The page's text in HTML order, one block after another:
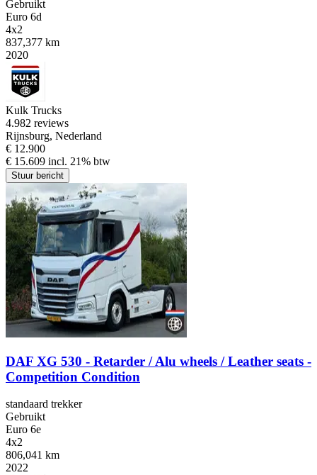
Gebruikt
Euro 6d
4x2
837,377 km
2020
Kulk Trucks
4.982 reviews
Rijnsburg, Nederland
€ 12.900
€ 15.609 incl. 21% btw
Stuur bericht
DAF XG 530 - Retarder / Alu wheels / Leather seats -
Competition Condition
standaard trekker
Gebruikt
Euro 6e
4x2
806,041 km
2022